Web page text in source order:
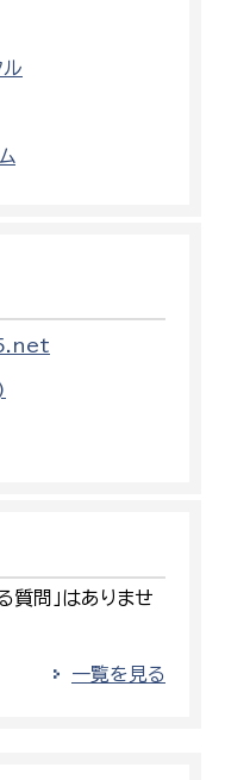
ル
質問」はありませ
一覧を見る